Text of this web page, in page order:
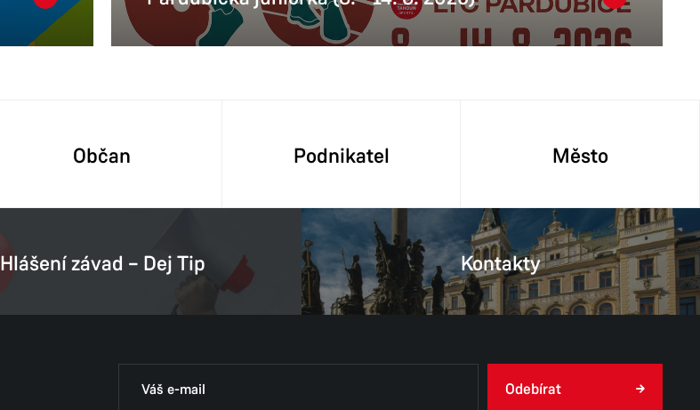
Občan Podnikatel Město
Hlášení závad – Dej Tip Kontakty
Odebírat